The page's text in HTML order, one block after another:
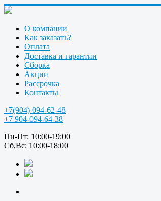
О компании
Как заказать?
Оплата
Доставка и гарантии
Сборка
Акции
Рассрочка
Контакты
+7(904) 094-62-48
+7 904-094-64-38
Пн-Пт: 10:00-19:00
Сб,Вс: 10:00-18:00